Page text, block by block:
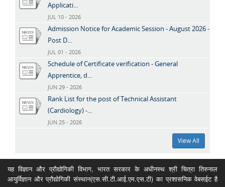
Applicati...
JUL 10 - 2026
Admission Notice for Academic Session - August 2026 -
Post D...
JUL 01 - 2026
Schedule of Certificate verification - General
Apprentice, d...
JUN 29 - 2026
Rank List for the post of Technical Assistant
(Cardiology) -...
JUN 25 - 2026
View All
यह विज्ञान और प्रौद्योगिकी विभाग, भारत सरकार के अधीनस्थ श्री चित्रा तिरुनाल
आयुर्विज्ञान और प्रौद्योगिकी संस्थान(एस.सी.टी.आई.एम.एस.टी) का प्रशासनिक वेबसईट है